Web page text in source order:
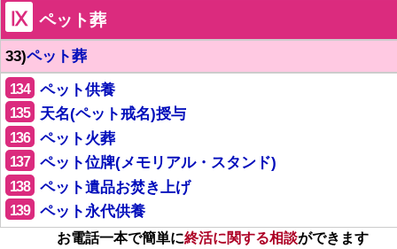
Ⅸ ペット葬
33)ペット葬
134 ペット供養
135 天名(ペット戒名)授与
136 ペット火葬
137 ペット位牌(メモリアル・スタンド)
138 ペット遺品お焚き上げ
139 ペット永代供養
お電話一本で簡単に終活に関する相談ができます